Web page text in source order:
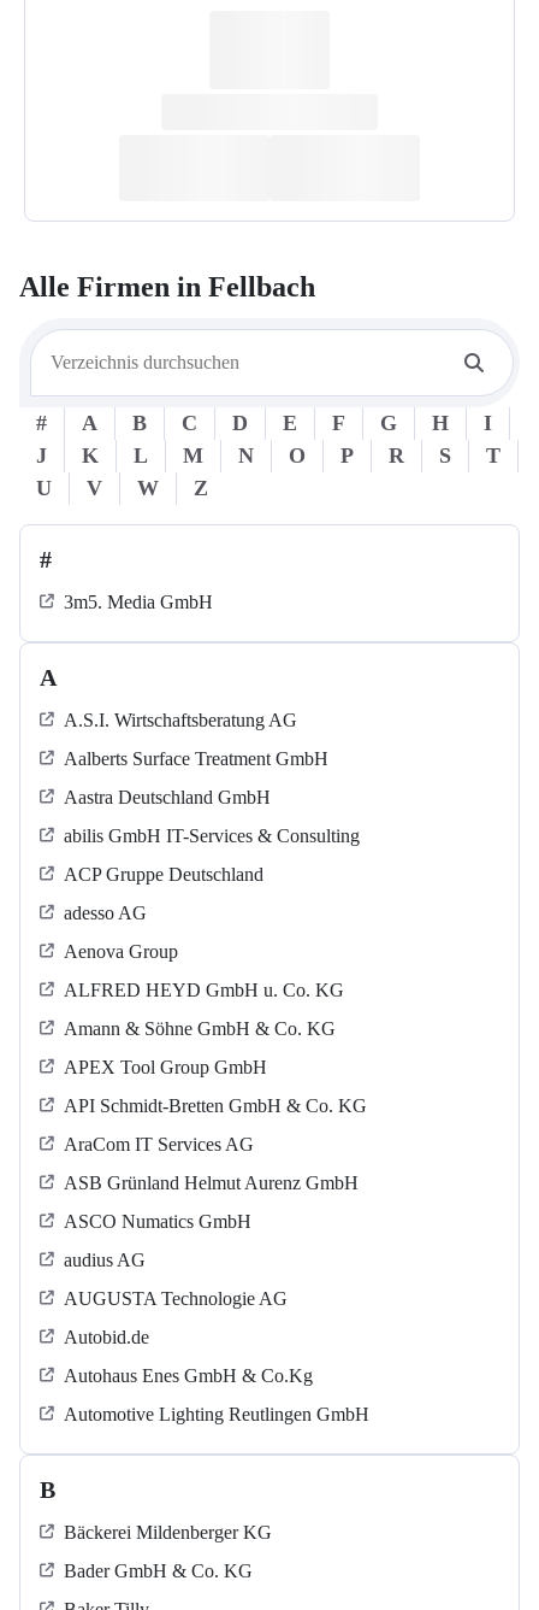
Alle Firmen in Fellbach
# A B C D E F G H
I
J
K L M N O P R S
T
U
V W Z
#
3m5. Media GmbH
A
A.S.I. Wirtschaftsberatung AG
Aalberts Surface Treatment GmbH
Aastra Deutschland GmbH
abilis GmbH IT-Services & Consulting
ACP Gruppe Deutschland
adesso AG
Aenova Group
ALFRED HEYD GmbH u. Co. KG
Amann & Söhne GmbH & Co. KG
APEX Tool Group GmbH
API Schmidt-Bretten GmbH & Co. KG
AraCom IT Services AG
ASB Grün­land Helmut Au­renz GmbH
ASCO Numatics GmbH
audius AG
AUGUSTA Technologie AG
Autobid.de
Autohaus Enes GmbH & Co.Kg
Automotive Lighting Reutlingen GmbH
B
Bäckerei Mildenberger KG
Bader GmbH & Co. KG